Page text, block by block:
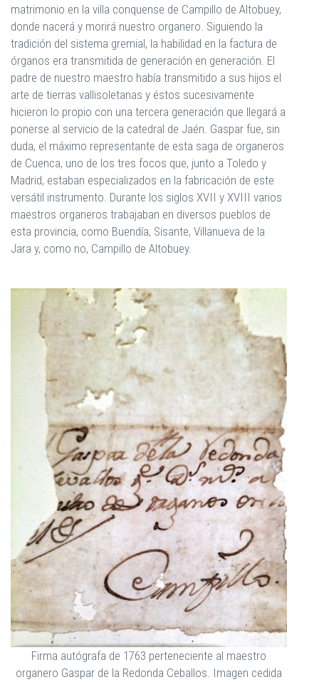
matrimonio en la villa conquense de Campillo de Altobuey,
donde nacerá y morirá nuestro organero. Siguiendo la
tradición del sistema gremial, la habilidad en la factura de
órganos era transmitida de generación en generación. El
padre de nuestro maestro había transmitido a sus hijos el
arte de tierras vallisoletanas y éstos sucesivamente
hicieron lo propio con una tercera generación que llegará a
ponerse al servicio de la catedral de Jaén. Gaspar fue, sin
duda, el máximo representante de esta saga de organeros
de Cuenca, uno de los tres focos que, junto a Toledo y
Madrid, estaban especializados en la fabricación de este
versátil instrumento. Durante los siglos XVII y XVIII varios
maestros organeros trabajaban en diversos pueblos de
esta provincia, como Buendía, Sisante, Villanueva de la
Jara y, como no, Campillo de Altobuey.
Firma autógrafa de 1763 perteneciente al maestro
organero Gaspar de la Redonda Ceballos. Imagen cedida